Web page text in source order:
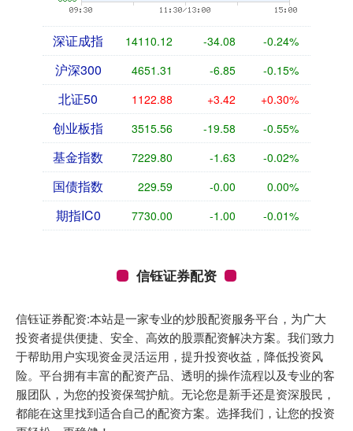
深证成指 14110.12 -34.08 -0.24%
沪深300 4651.31 -6.85 -0.15%
北证50 1122.88 +3.42 +0.30%
创业板指 3515.56 -19.58 -0.55%
基金指数 7229.80 -1.63 -0.02%
国债指数 229.59 -0.00 0.00%
期指IC0 7730.00 -1.00 -0.01%
信钰证券配资
信钰证券配资:本站是一家专业的炒股配资服务平台，为广大
投资者提供便捷、安全、高效的股票配资解决方案。我们致力
于帮助用户实现资金灵活运用，提升投资收益，降低投资风
险。平台拥有丰富的配资产品、透明的操作流程以及专业的客
服团队，为您的投资保驾护航。无论您是新手还是资深股民，
都能在这里找到适合自己的配资方案。选择我们，让您的投资